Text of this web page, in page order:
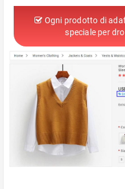
Ogni prodotto di
speciale per